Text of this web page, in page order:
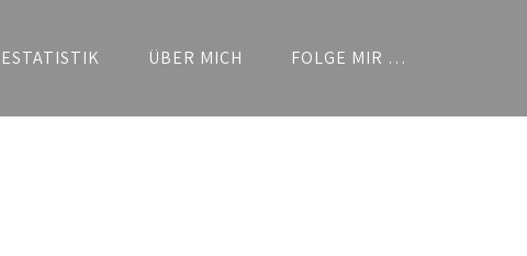
ÜBER MICH FOLGE MIR …